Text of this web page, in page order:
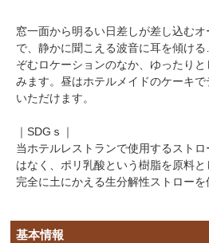
窓一面から明るい日差しが差し込む
で、静かに聞こえる波音に耳を傾け
ぞむロケーションのなか、ゆったり
みます。昼はホテルメイドのケーキ
いただけます。
｜SDGｓ｜
当ホテルレストランで使用するスト
はなく、ポリ乳酸という樹脂を原料と
完全に土にかえる生分解性ストローを
基本情報